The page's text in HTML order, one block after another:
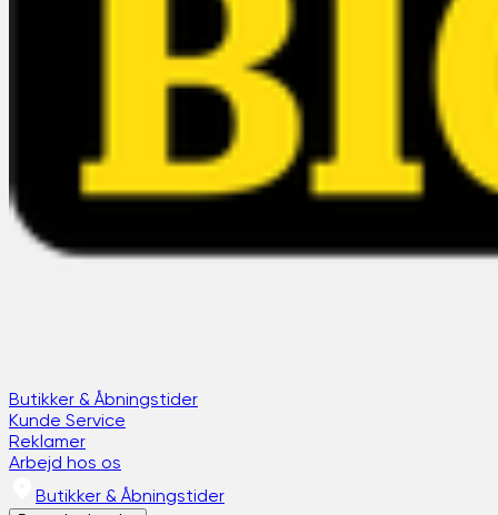
Butikker & Åbningstider
Kunde Service
Reklamer
Arbejd hos os
Butikker & Åbningstider